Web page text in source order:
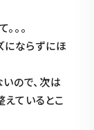
。。
にならずにほ
ので、次は
ているとこ